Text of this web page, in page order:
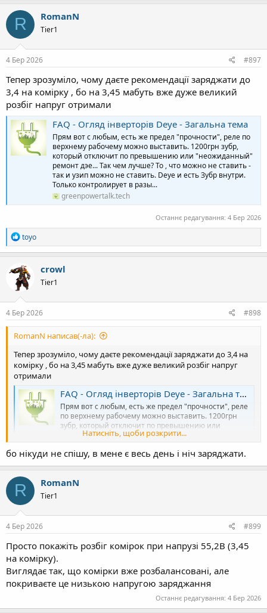
R RomanN
Tier1
4 Бер 2026 #897
Тепер зрозуміло, чому даєте рекомендації заряджати до
3,4 на комірку , бо на 3,45 мабуть вже дуже великий
розбіг напруг отримали
FAQ - Огляд інверторів Deye - Загальна тема
Прям вот с любым, есть же предел "прочности", реле по
верхнему рабочему можно выставить. 1200грн зубр,
который отключит по превышению или "неожиданный"
ремонт дэе... Так чем лучше? То , что можно не ставить -
так и узип можно не ставить. Deye и есть Зубр внутри.
Только контролирует в разы...
greenpowertalk.tech
Останнє редагування: 4 Бер 2026
Р
е
а
к
ц
і
:
toyo
crowl
Tier1
4 Бер 2026 #898
RomanN написав(-ла):
Тепер зрозуміло, чому даєте рекомендації заряджати до 3,4 на
комірку , бо на 3,45 мабуть вже дуже великий розбіг напруг
отримали
FAQ - Огляд інверторів Deye - Загальна тема
Прям вот с любым, есть же предел "прочности", реле
по верхнему рабочему можно выставить. 1200грн
зубр, который отключит по превышению или
"неожиданный" ремонт дэе... Так чем лучше? То , что
Deye и есть Зубр внутри. Только контролирует в
разы...
Натисніть, щоби розкрити...
бо нікуди не спішу, в мене є весь день і ніч заряджати.
R RomanN
Tier1
4 Бер 2026 #899
Просто покажіть розбіг комірок при напрузі 55,2В (3,45
на комірку).
Виглядає так, що комірки вже розбалансовані, але
покриваєте це низькою напругою заряджання
Останнє редагування: 4 Бер 2026